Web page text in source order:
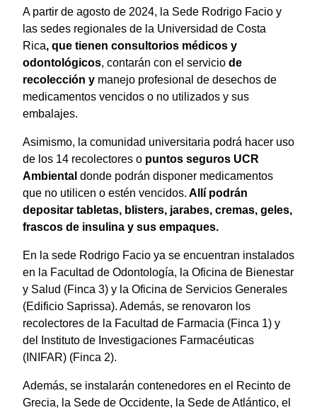
A partir de agosto de 2024, la Sede Rodrigo Facio y
las sedes regionales de la Universidad de Costa
Rica, que tienen consultorios médicos y
odontológicos, contarán con el servicio de
recolección y manejo profesional de desechos de
medicamentos vencidos o no utilizados y sus
embalajes.
Asimismo, la comunidad universitaria podrá hacer uso
de los 14 recolectores o puntos seguros UCR
Ambiental donde podrán disponer medicamentos
que no utilicen o estén vencidos. Allí podrán
depositar tabletas, blisters, jarabes, cremas, geles,
frascos de insulina y sus empaques.
En la sede Rodrigo Facio ya se encuentran instalados
en la Facultad de Odontología, la Oficina de Bienestar
y Salud (Finca 3) y la Oficina de Servicios Generales
(Edificio Saprissa). Además, se renovaron los
recolectores de la Facultad de Farmacia (Finca 1) y
del Instituto de Investigaciones Farmacéuticas
(INIFAR) (Finca 2).
Además, se instalarán contenedores en el Recinto de
Grecia, la Sede de Occidente, la Sede de Atlántico, el